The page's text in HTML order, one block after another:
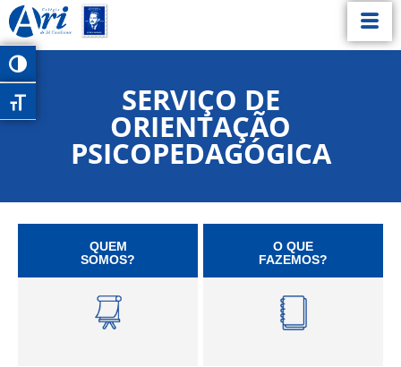
Alternar alto contraste
Alternar tamanho da fonteSERVIÇO DE
ORIENTAÇÃO
PSICOPEDAGÓGICA
QUEM
SOMOS?
O QUE
FAZEMOS?